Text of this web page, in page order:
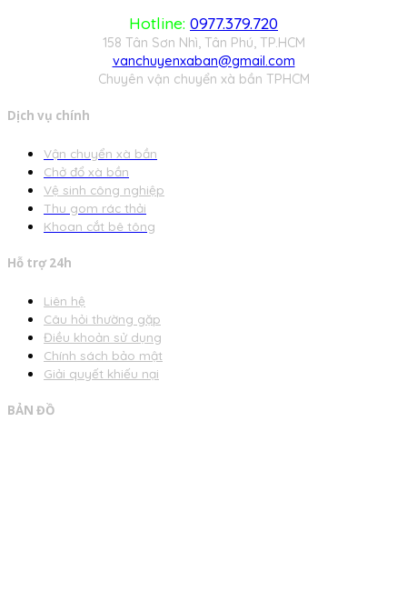
Hotline: 0977.379.720
158 Tân Sơn Nhì, Tân Phú, TP.HCM
vanchuyenxaban@gmail.com
Chuyên vận chuyển xà bần TPHCM
Dịch vụ chính
Vận chuyển xà bần
Chở đổ xà bần
Vệ sinh công nghiệp
Thu gom rác thải
Khoan cắt bê tông
Hỗ trợ 24h
Liên hệ
Câu hỏi thường gặp
Điều khoản sử dụng
Chính sách bảo mật
Giải quyết khiếu nại
BẢN ĐỒ